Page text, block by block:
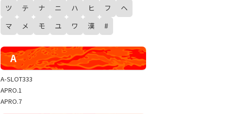
ギャラクシー取材
グランドクラッシュ
トリプルユニオン
天極
玉屋共闘取材
SHOW TIME取材
聖域取材
戸畑クエスト
ツ
テ ナ ニ ハ ヒ フ
ヘ
マ
メ モ ユ ワ 漢 #
A
A-SLOT333
APRO.1
APRO.7